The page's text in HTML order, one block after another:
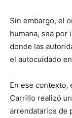
Sin embargo, el
humana, sea por
donde las
el autocuidado
En ese contexto,
Carrillo realizó
arrendatarios de